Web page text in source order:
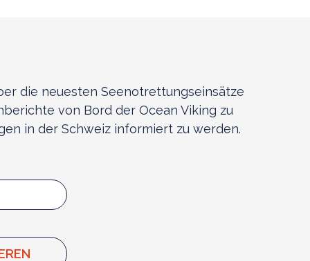
die neuesten Seenotrettungseinsätze
von Bord der Ocean Viking zu
in der Schweiz informiert zu werden.